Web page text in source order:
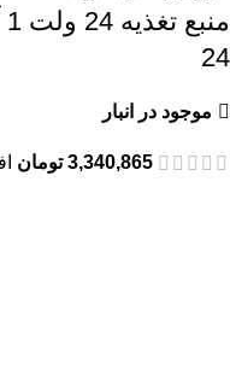
24
موجود در انبار
3,340,865 تومان